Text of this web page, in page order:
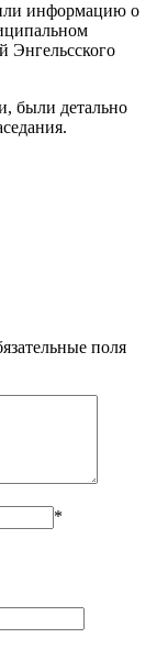
информацию о
Энгельсского
были детально
поля
*